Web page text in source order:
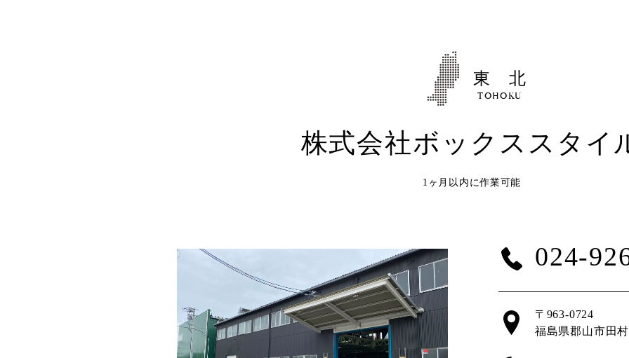
東 北
TOHOKU
株式会社ボックススタイ
1ヶ月以内に作業可能
024-
〒963-0724
福島県郡山市田